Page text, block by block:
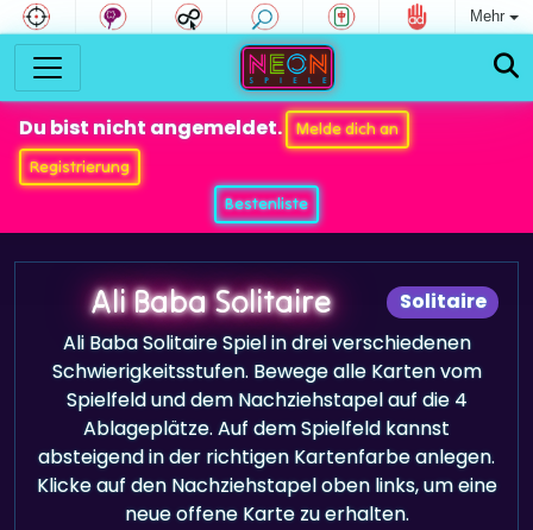
Mehr
Du bist nicht angemeldet.
Melde dich an
Registrierung
Bestenliste
Solitaire
Ali Baba Solitaire
Ali Baba Solitaire Spiel in drei verschiedenen
Schwierigkeitsstufen. Bewege alle Karten vom
Spielfeld und dem Nachziehstapel auf die 4
Ablageplätze. Auf dem Spielfeld kannst
absteigend in der richtigen Kartenfarbe anlegen.
Klicke auf den Nachziehstapel oben links, um eine
neue offene Karte zu erhalten.